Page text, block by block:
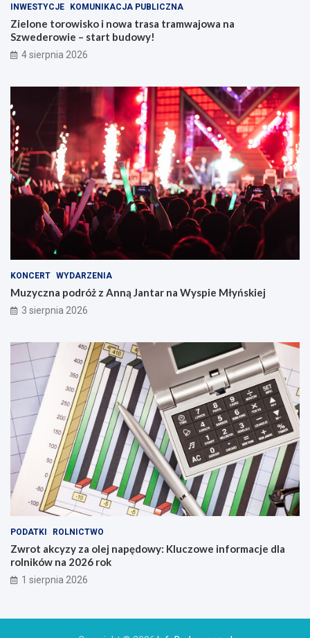
INWESTYCJE KOMUNIKACJA PUBLICZNA
Zielone torowisko i nowa trasa tramwajowa na
Szwederowie – start budowy!
4 sierpnia 2026
KONCERT WYDARZENIA
Muzyczna podróż z Anną Jantar na Wyspie Młyńskiej
3 sierpnia 2026
PODATKI ROLNICTWO
Zwrot akcyzy za olej napędowy: Kluczowe informacje dla
rolników na 2026 rok
1 sierpnia 2026